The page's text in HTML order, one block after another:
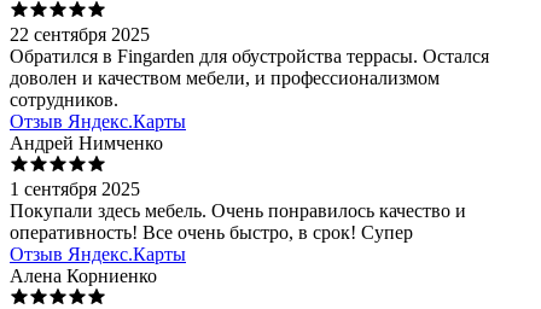
22 сентября 2025
Обратился в Fingarden для обустройства террасы. Остался
доволен и качеством мебели, и профессионализмом
сотрудников.
Отзыв Яндекс.Карты
Андрей Нимченко
1 сентября 2025
Покупали здесь мебель. Очень понравилось качество и
оперативность! Все очень быстро, в срок! Супер
Отзыв Яндекс.Карты
Алена Корниенко